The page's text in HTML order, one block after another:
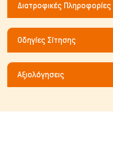
Διατροφικές Πληροφορίες
Οδηγίες Σίτησης
Αξιολόγησεις